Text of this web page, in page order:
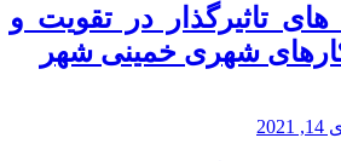
تاثیرگذار در تقویت و
شهری خمینی شهر